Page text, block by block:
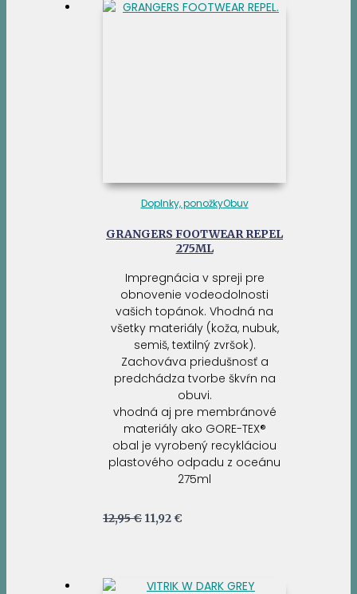
Doplnky, ponožkyObuv
GRANGERS FOOTWEAR REPEL
275ML
Impregnácia v spreji pre
obnovenie vodeodolnosti
vašich topánok. Vhodná na
všetky materiály (koža, nubuk,
semiš, textilný zvršok).
Zachováva priedušnosť a
predchádza tvorbe škvŕn na
obuvi.
vhodná aj pre membránové
materiály ako GORE-TEX®
obal je vyrobený recykláciou
plastového odpadu z oceánu
275ml
12,95€ Pôvodná
11,92 €